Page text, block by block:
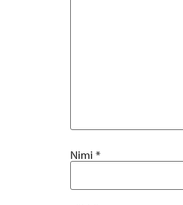
Nimi *